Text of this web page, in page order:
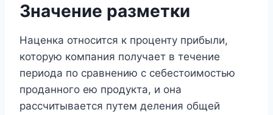
Значение разметки
Наценка относится к проценту прибыли,
которую компания получает в течение
периода по сравнению с себестоимостью
проданного ею продукта, и она
рассчитывается путем деления общей